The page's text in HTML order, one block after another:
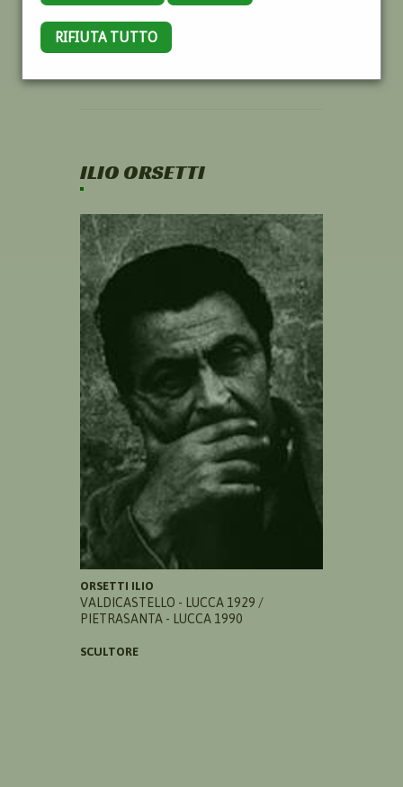
RIFIUTA TUTTO
ILIO ORSETTI
ORSETTI ILIO
VALDICASTELLO - LUCCA 1929 /
PIETRASANTA - LUCCA 1990
SCULTORE